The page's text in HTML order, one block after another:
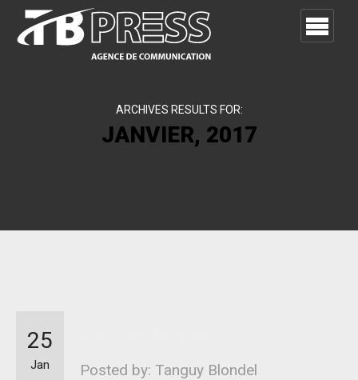
ARCHIVES RESULTS FOR:
JANVIER, 2017
Posted by: Tanguy Blondel
25
Jan